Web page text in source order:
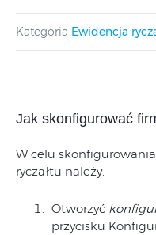
Kategoria Ewidencja
Jak skonfigurować
W celu
ryczałtu należy:
Otworzyć
przycisku